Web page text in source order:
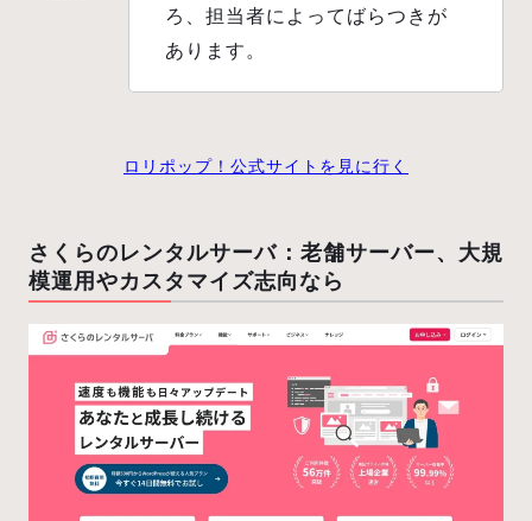
ろ、担当者によってばらつきが
あります。
ロリポップ！公式サイトを見に行く
さくらのレンタルサーバ：老舗サーバー、大規
模運用やカスタマイズ志向なら